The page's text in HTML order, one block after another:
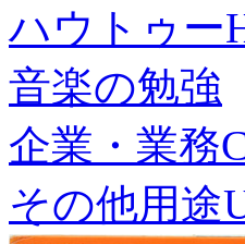
ハウトゥー
音楽の勉強
企業・業務
その他用途